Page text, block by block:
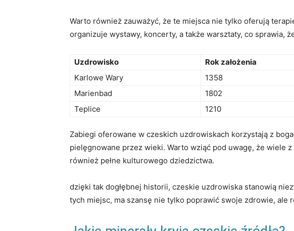
Warto również zauważyć, ‌że te miejsca nie tylko oferują
organizuje wystawy, koncerty, ​a także warsztaty, co sprawia,
Uzdrowisko Rok ⁢założenia
Karlowe Wary
1358
Marienbad
1802
Teplice
1210
Zabiegi oferowane w czeskich uzdrowiskach korzystają z⁣
pielęgnowane przez wieki. Warto wziąć pod uwagę,⁢ że wiele⁣
również pełne kulturowego dziedzictwa.
dzięki tak dogłębnej ⁤historii, czeskie uzdrowiska stanowią
tych miejsc, ma szansę nie tylko poprawić swoje zdrowie,